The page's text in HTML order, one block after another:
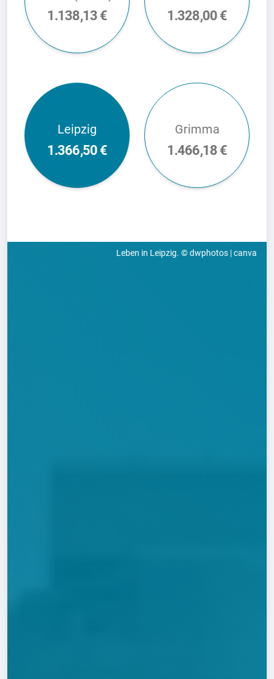
1.138,13 € 1.328,00 €
Leipzig
1.366,50 €
Grimma
1.466,18 €
Leben in Leipzig. © dwphotos | canva